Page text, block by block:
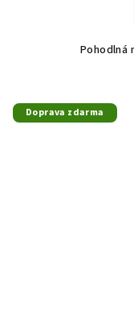
Pohodlná
Doprava zdarma